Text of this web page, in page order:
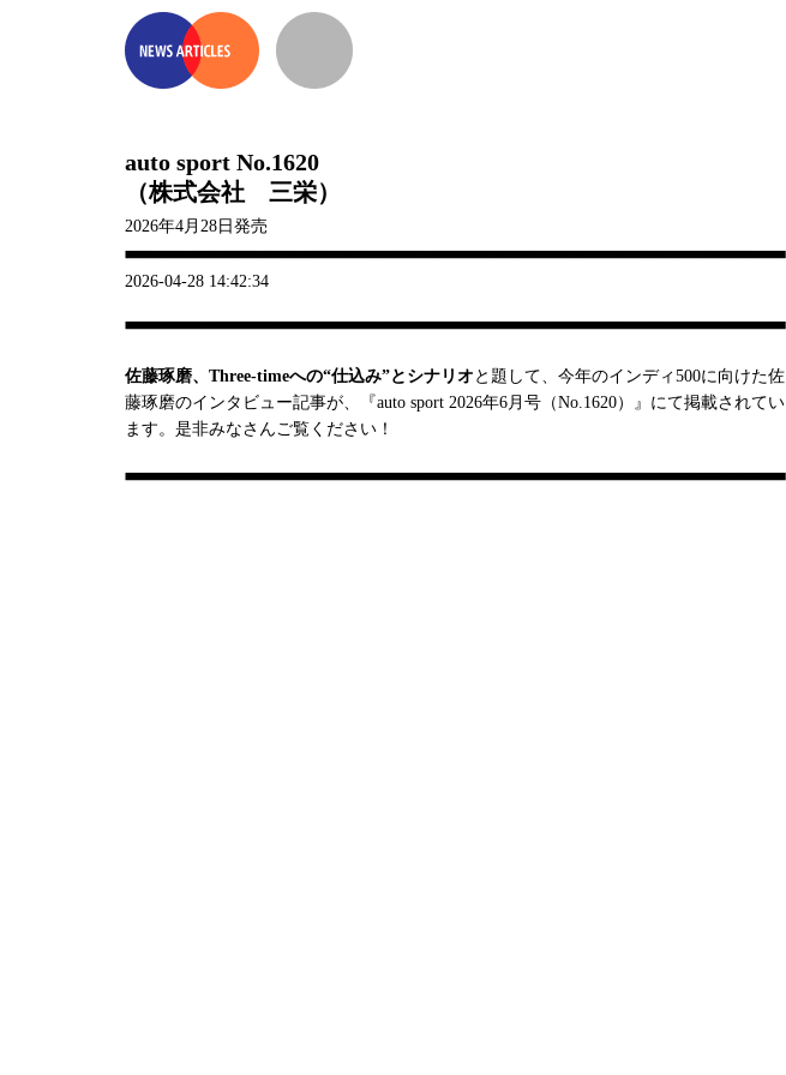
auto sport No.1620
（株式会社 三栄）
2026年4月28日発売
2026-04-28 14:42:34
佐藤琢磨、Three-timeへの“仕込み”とシナリオ と題して、今年のインディ500に向けた佐
藤琢磨のインタビュー記事が、『auto sport 2026年6月号（No.1620）』にて掲載されてい
ます。是非みなさんご覧ください！